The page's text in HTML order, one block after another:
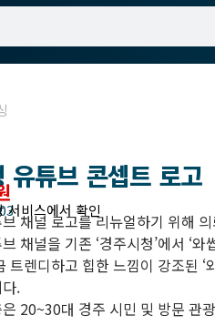
유튜브 콘셉트 로고
서비스에서 확인
채널 로고를 리뉴얼하기 위해
채널을 기존 ‘경주시청’에서 ‘
트렌디하고 힙한 느낌이 강조된 ‘
.
20~30대 경주 시민 및 방문 관